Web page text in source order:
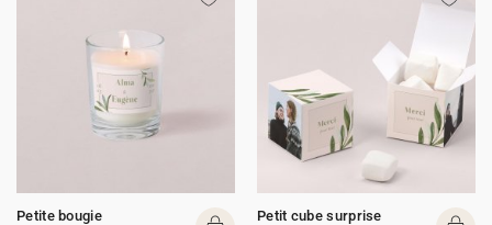
Petite bougie
Petit cube surprise